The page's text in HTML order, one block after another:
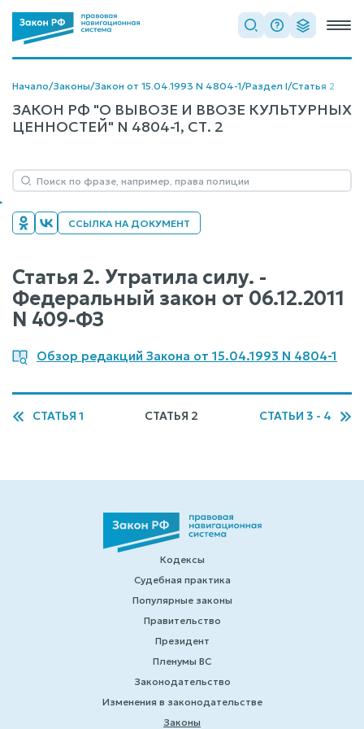
Начало/Законы/Закон от 15.04.1993 N 4804-1/Раздел I/Статья 2
ЗАКОН РФ "О ВЫВОЗЕ И ВВОЗЕ КУЛЬТУРНЫХ
ЦЕННОСТЕЙ" N 4804-1, СТ. 2
ССЫЛКА НА ДОКУМЕНТ
Статья 2. Утратила силу. -
Федеральный закон от 06.12.2011
N 409-ФЗ
Обзор редакций Закона от 15.04.1993 N 4804-1
СТАТЬЯ 1 СТАТЬЯ 2 СТАТЬИ 3 - 4
Кодексы
Судебная практика
Популярные законы
Правительство
Президент
Пленумы ВС
Законодательство
Изменения в законодательстве
Законы